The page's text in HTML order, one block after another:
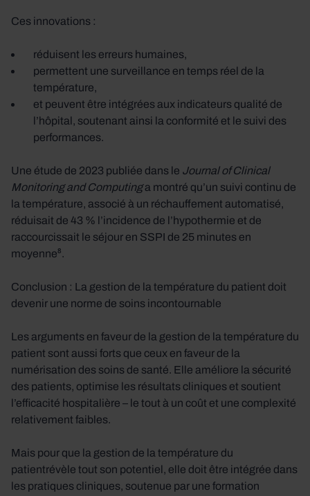
Ces innovations :
réduisent les erreurs humaines,
permettent une surveillance en temps réel de la
température,
et peuvent être intégrées aux indicateurs qualité de
l’hôpital, soutenant ainsi la conformité et le suivi des
performances.
Une étude de 2023 publiée dans le Journal of Clinical
Monitoring and Computinga montré qu’un suivi continu de
la température, associé à un réchauffement automatisé,
réduisait de 43 % l’incidence de l’hypothermie et de
raccourcissait le séjour en SSPI de 25 minutes en
moyenne⁸.
Conclusion : La gestion de la température du patient doit
devenir une norme de soins incontournable
Les arguments en faveur de la gestion de la température du
patient sont aussi forts que ceux en faveur de la
numérisation des soins de santé. Elle améliore la sécurité
des patients, optimise les résultats cliniques et soutient
l’efficacité hospitalière – le tout à un coût et une complexité
relativement faibles.
Mais pour que la gestion de la température du
patientrévèle tout son potentiel, elle doit être intégrée dans
les pratiques cliniques, soutenue par une formation